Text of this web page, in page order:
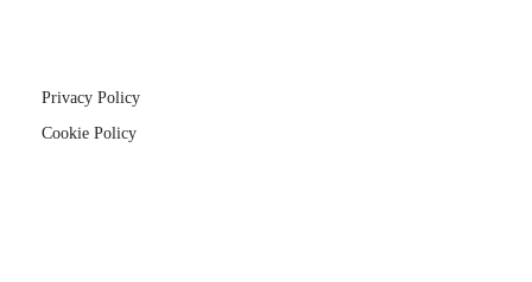
Privacy Policy
Cookie Policy